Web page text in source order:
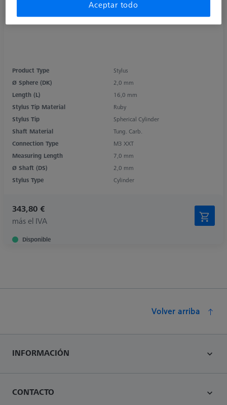
Product Type
Stylus
Ø Sphere (DK)
2,0 mm
Length (L)
16,0 mm
Stylus Tip Material
Ruby
Stylus Tip
Spherical Cylinder
Shaft Material
Tung. Carb.
Connection Type
M3 XXT
Measuring Length
7,0 mm
Ø Shaft (DS)
2,0 mm
Stylus Type
Cylinder
343,80 €
más el IVA
Disponible
Volver arriba
INFORMACIÓN
CONTACTO
Aceptar todo